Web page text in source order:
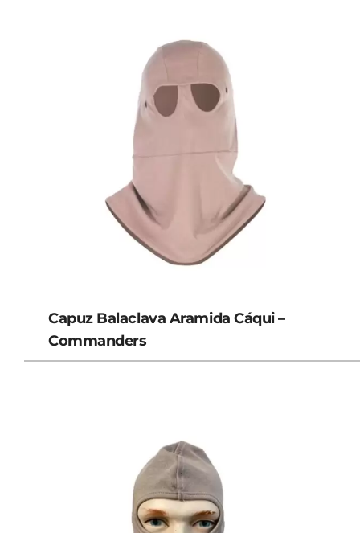
Capuz Balaclava Aramida Cáqui –
Commanders